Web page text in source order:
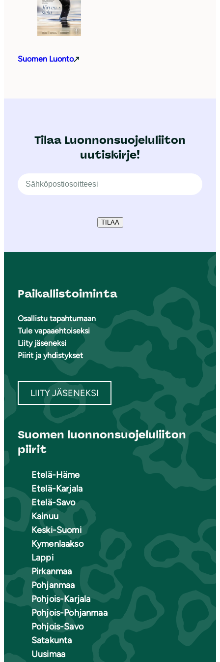
Suomen Luonto
Tilaa Luonnonsuojeluliiton
uutiskirje!
TILAA
Paikallistoiminta
Osallistu tapahtumaan
Tule vapaaehtoiseksi
Liity jäseneksi
Piirit ja yhdistykset
LIITY JÄSENEKSI
Suomen luonnonsuojeluliiton
piirit
Etelä-Häme
Etelä-Karjala
Etelä-Savo
Kainuu
Keski-Suomi
Kymenlaakso
Lappi
Pirkanmaa
Pohjanmaa
Pohjois-Karjala
Pohjois-Pohjanmaa
Pohjois-Savo
Satakunta
Uusimaa